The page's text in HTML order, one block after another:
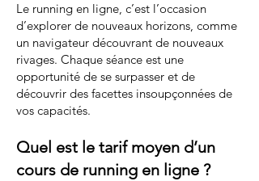
Le running en ligne, c’est l’occasion
d’explorer de nouveaux horizons, comme
un navigateur découvrant de nouveaux
rivages. Chaque séance est une
opportunité de se surpasser et de
découvrir des facettes insoupçonnées de
vos capacités.
Quel est le tarif moyen d’un
cours de running en ligne ?